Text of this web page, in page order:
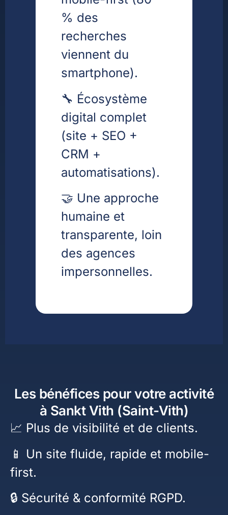
% des
recherches
viennent du
smartphone).
🔧 Écosystème
digital complet
(site + SEO +
CRM +
automatisations).
🤝 Une approche
humaine et
transparente, loin
des agences
impersonnelles.
Les bénéfices pour votre activité
à Sankt Vith (Saint-Vith)
📈 Plus de visibilité et de clients.
📱 Un site fluide, rapide et mobile-
first.
🔒 Sécurité & conformité RGPD.